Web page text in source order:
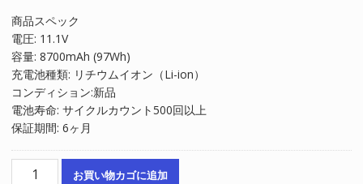
価
格
は
¥10,553
で
し
た。
格
は
¥7,102
で
商品スペック
電圧: 11.1V
容量: 8700mAh (97Wh)
充電池種類: リチウムイオン（Li-ion）
コンディション:新品
電池寿命: サイクルカウント500回以上
保証期間: 6ヶ月
お買い物カゴに追加